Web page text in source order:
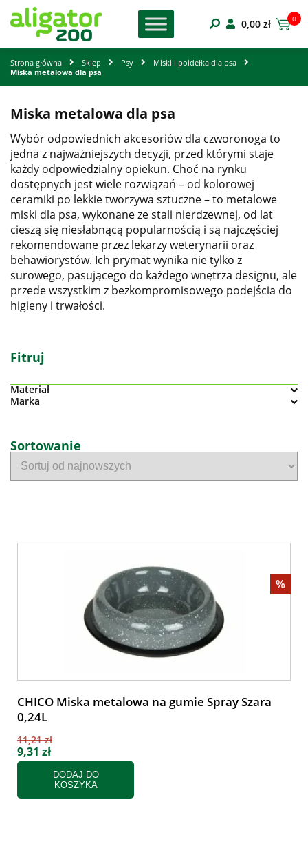
0,00 zł 0
Strona główna Sklep Psy
Miski i poidełka dla psa
Miska metalowa dla psa
Miska metalowa dla psa
Wybór odpowiednich akcesoriów dla czworonoga to
jedna z najważniejszych decyzji, przed którymi staje
każdy odpowiedzialny opiekun. Choć na rynku
dostępnych jest wiele rozwiązań – od kolorowej
ceramiki po lekkie tworzywa sztuczne – to metalowe
miski dla psa, wykonane ze stali nierdzewnej, od lat
cieszą się niesłabnącą popularnością i są najczęściej
rekomendowane przez lekarzy weterynarii oraz
behawiorystów. Ich prymat wynika nie tylko z
surowego, pasującego do każdego wnętrza designu, ale
przede wszystkim z bezkompromisowego podejścia do
higieny i trwałości.
Fitruj
Materiał
Marka
Sortowanie
%
CHICO Miska metalowa na gumie Spray Szara
0,24L
11,21 zł
9,31 zł
DODAJ DO
KOSZYKA